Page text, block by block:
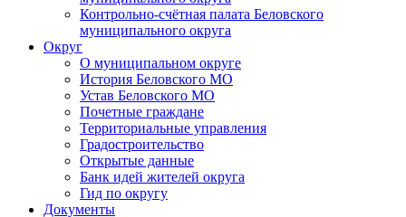
Контрольно-счётная палата Беловского
муниципального округа
Округ
О муниципальном округе
История Беловского МО
Устав Беловского МО
Почетные граждане
Территориальные управления
Градостроительство
Открытые данные
Банк идей жителей округа
Гид по округу
Документы